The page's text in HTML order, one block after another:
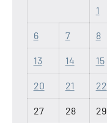
1
6 7 8
13 14 15
20 21 22
27 28 29